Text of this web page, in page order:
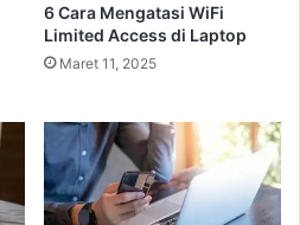
6 Cara Mengatasi WiFi
Limited Access di Laptop
Maret 11, 2025